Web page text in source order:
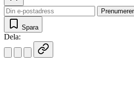
Spara
Dela: